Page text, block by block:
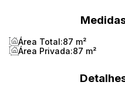
Academia moderna
Salão de festas e
Área Total:87 m²
Área Privada:87 m²